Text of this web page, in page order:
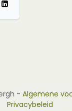
- Algemene
Privacybeleid